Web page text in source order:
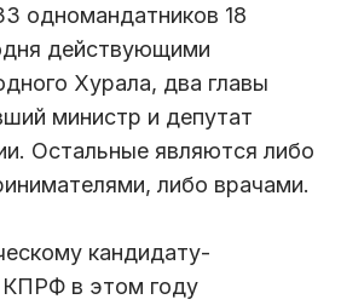
одномандатников 18
действующими
Хурала, два главы
министр и депутат
Остальные являются либо
либо врачами.
кандидату-
в этом году